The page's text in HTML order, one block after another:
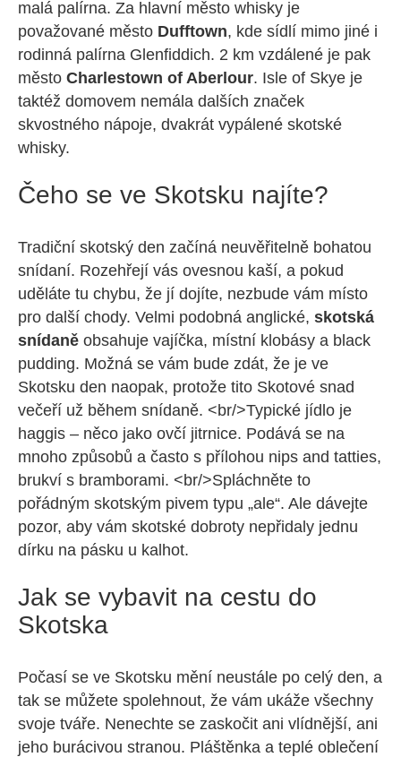
malá palírna. Za hlavní město whisky je
považované město Dufftown, kde sídlí mimo jiné i
rodinná palírna Glenfiddich. 2 km vzdálené je pak
město Charlestown of Aberlour. Isle of Skye je
taktéž domovem nemála dalších značek
skvostného nápoje, dvakrát vypálené skotské
whisky.
Čeho se ve Skotsku najíte?
Tradiční skotský den začíná neuvěřitelně bohatou
snídaní. Rozehřejí vás ovesnou kaší, a pokud
uděláte tu chybu, že jí dojíte, nezbude vám místo
pro další chody. Velmi podobná anglické, skotská
snídaně obsahuje vajíčka, místní klobásy a black
pudding. Možná se vám bude zdát, že je ve
Skotsku den naopak, protože tito Skotové snad
večeří už během snídaně. <br/>Typické jídlo je
haggis – něco jako ovčí jitrnice. Podává se na
mnoho způsobů a často s přílohou nips and tatties,
brukví s bramborami. <br/>Spláchněte to
pořádným skotským pivem typu „ale“. Ale dávejte
pozor, aby vám skotské dobroty nepřidaly jednu
dírku na pásku u kalhot.
Jak se vybavit na cestu do
Skotska
Počasí se ve Skotsku mění neustále po celý den, a
tak se můžete spolehnout, že vám ukáže všechny
svoje tváře. Nenechte se zaskočit ani vlídnější, ani
jeho burácivou stranou. Pláštěnka a teplé oblečení